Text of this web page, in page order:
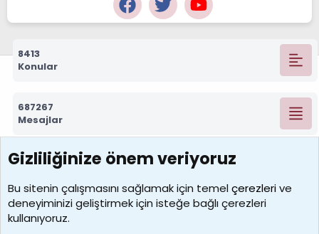
8413
Konular
687267
Mesajlar
7388
Kullanıcılar
borabekirogluu
Son üye
Gizliliğinize önem veriyoruz
Bu sitenin çalışmasını sağlamak için temelçerezlerive
deneyiminizi geliştirmek için isteğe bağlı çerezleri
kullanıyoruz.